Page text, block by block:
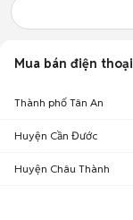
Mua bán điện thoại
Thành phố Tân An
Huyện Cần Đước
Huyện Châu Thành